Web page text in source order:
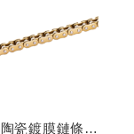
瓷鍍膜鏈條-